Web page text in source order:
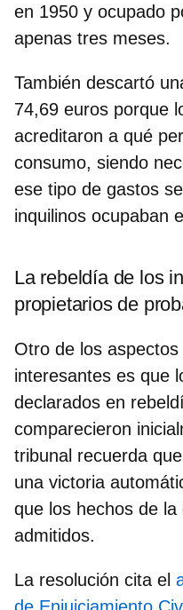
en 1950 y ocupado
apenas tres meses.
También descartó
74,69 euros porque
acreditaron a qué
consumo, siendo
ese tipo de gastos
inquilinos ocupaban
La rebeldía de los
propietarios de
Otro de los
interesantes es que
declarados en
comparecieron
tribunal recuerda
una victoria
que los hechos de
admitidos.
La resolución cita el